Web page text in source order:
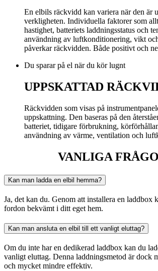
En elbils räckvidd kan variera när den är
verkligheten. Individuella faktorer som
hastighet, batteriets laddningsstatus och
användning av luftkonditionering, vikt
påverkar räckvidden. Både positivt och
Du sparar på el när du kör lugnt
UPPSKATTAD
Räckvidden som visas på
uppskattning. Den baseras på den
batteriet, tidigare förbrukning,
användning av värme, ventilation och
VANLIGA
Kan man ladda en elbil hemma?
Ja, det kan du. Genom att installera en laddbox
fordon bekvämt i ditt eget hem.
Kan man ansluta en elbil till ett vanligt eluttag?
Om du inte har en dedikerad laddbox kan du
vanligt eluttag. Denna laddningsmetod är dock
och mycket mindre effektiv.